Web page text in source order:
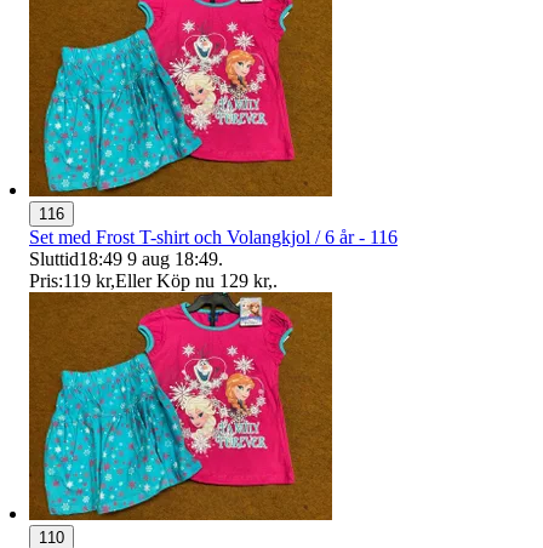
116
Set med Frost T-shirt och Volangkjol / 6 år - 116
Sluttid18:49 9 aug 18:49.
Pris:119 kr,Eller Köp nu 129 kr,.
110